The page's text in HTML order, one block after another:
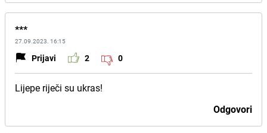
***
27.09.2023. 16:15
Prijavi 2 0
Lijepe riječi su ukras!
Odgovori